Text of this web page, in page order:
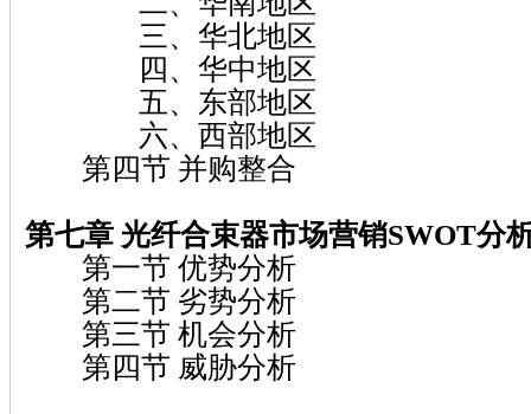
三、华北地区
四、华中地区
五、东部地区
六、西部地区
第四节 并购整合
第七章 光纤合束器市场营销SWOT分
第一节 优势分析
第二节 劣势分析
第三节 机会分析
第四节 威胁分析